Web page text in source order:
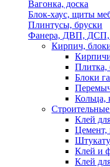
Вагонка, доска
Блок-хаус, щиты
Плинтусы, бруски
Фанера, ДВП, ДСП,
Кирпич,
Плитка,
Блоки
Клей
Цемент,
Клей и
Клей